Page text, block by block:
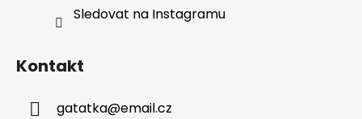
Sledovat na Instagramu
Kontakt
gatatka@email.cz